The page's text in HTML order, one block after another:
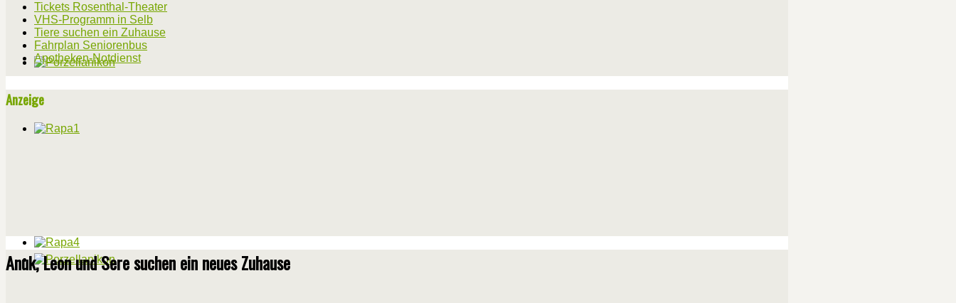
Tickets Rosenthal-Theater
VHS-Programm in Selb
Tiere suchen ein Zuhause
Fahrplan Seniorenbus
Apotheken-Notdienst
Anzeige
Anuk, Leon und Sere suchen ein neues Zuhause